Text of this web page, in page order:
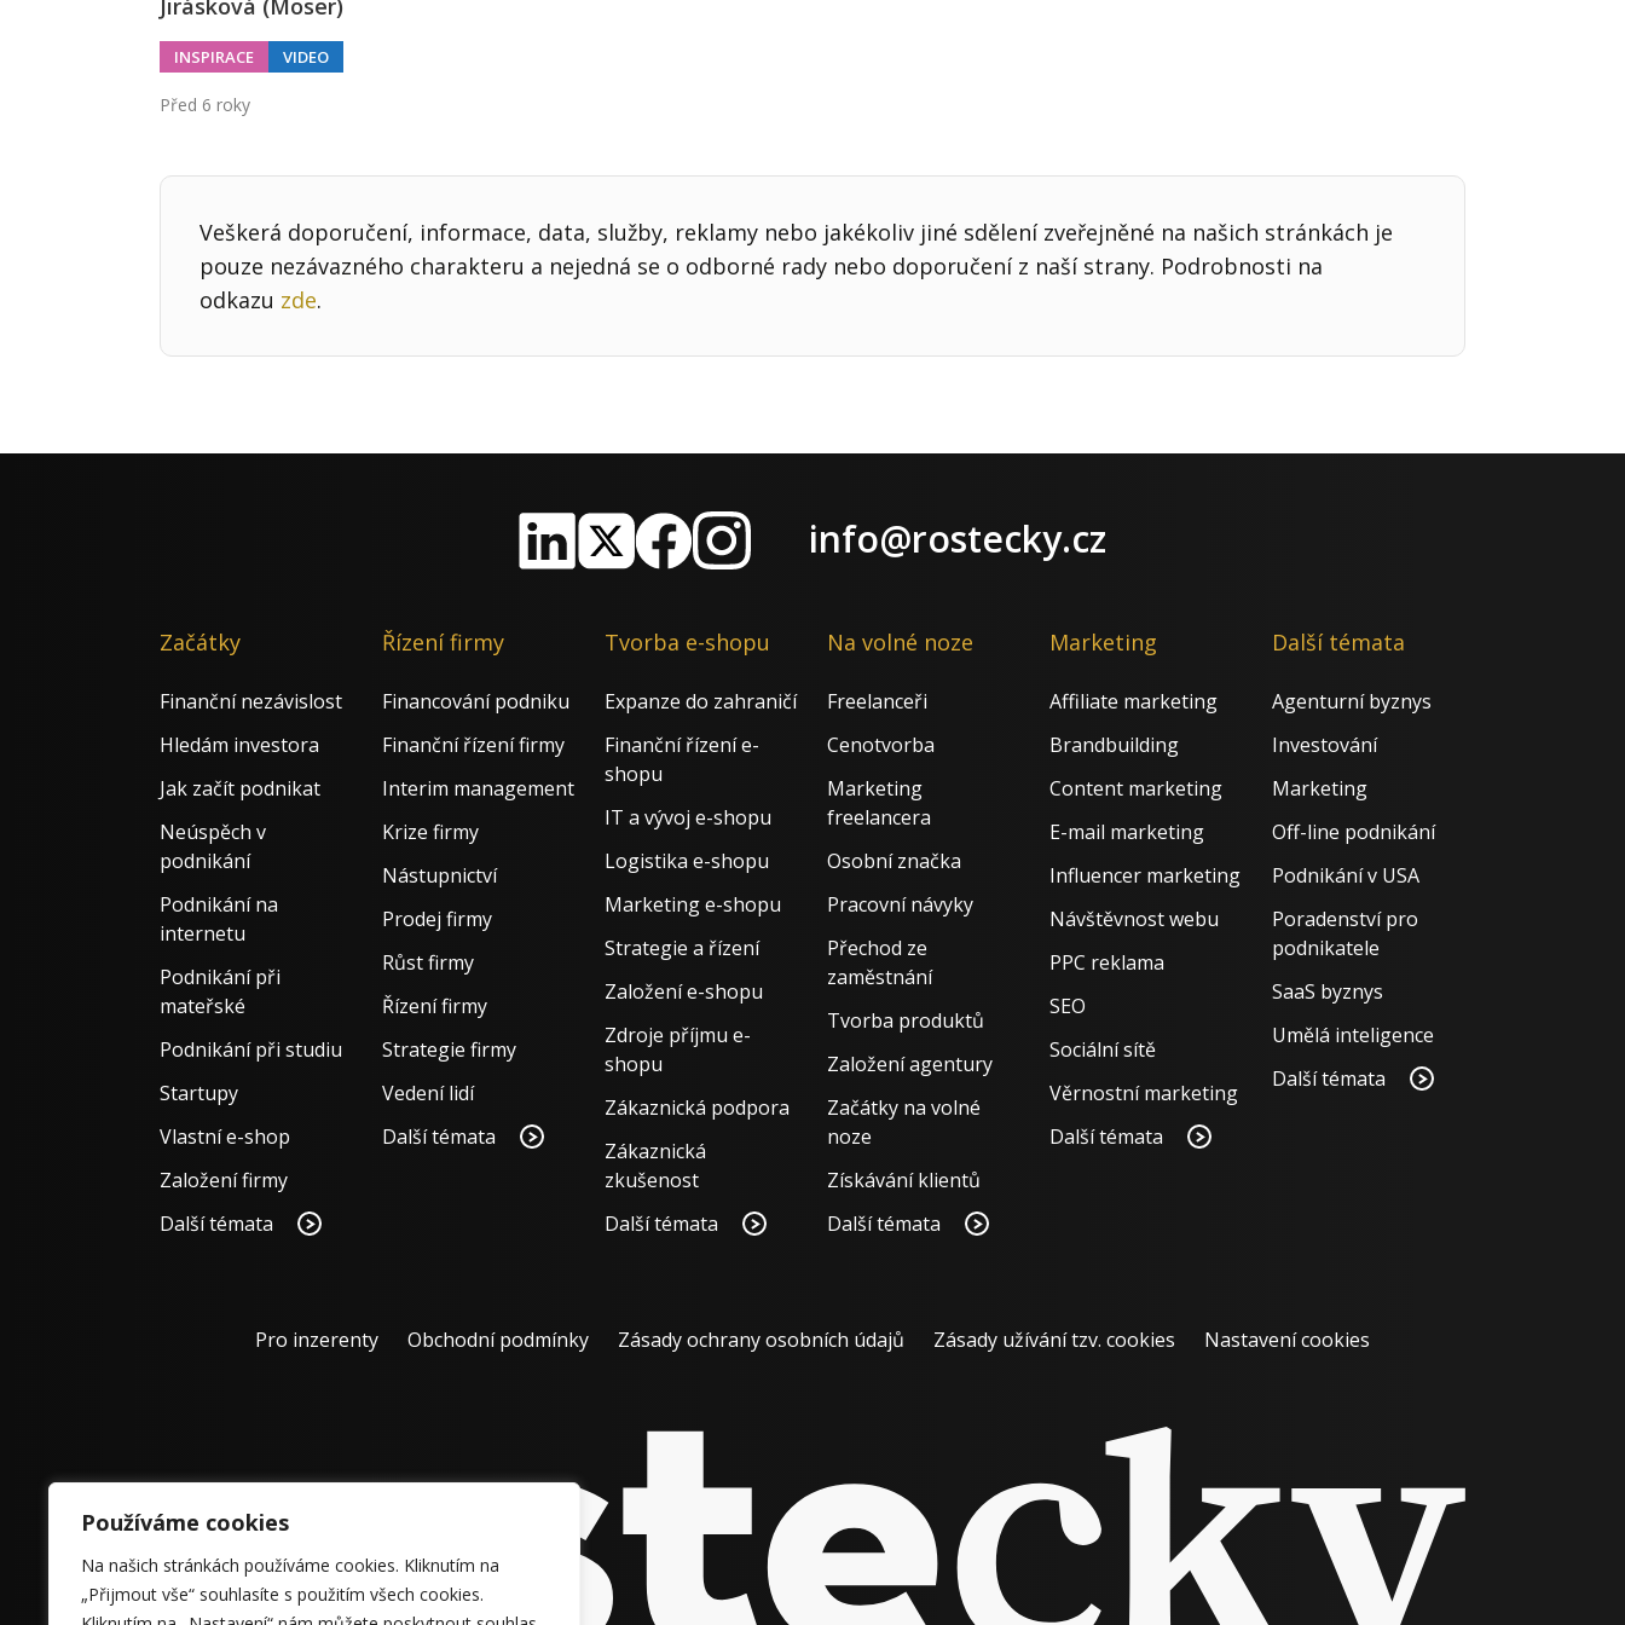
Používáme cookies
Na našich stránkách používáme cookies. Kliknutím na
„Přijmout vše“ souhlasíte s použitím všech cookies.
Jirásková (Moser)
INSPIRACE VIDEO
Před 6 roky
Veškerá doporučení, informace, data, služby, reklamy nebo jakékoliv jiné sdělení zveřejněné na našich stránkách je
pouze nezávazného charakteru a nejedná se o odborné rady nebo doporučení z naší strany. Podrobnosti na
odkazu zde.
info@rostecky.cz
Začátky
Finanční nezávislost
Hledám investora
Jak začít podnikat
Neúspěch v
podnikání
Podnikání na
internetu
Podnikání při
mateřské
Podnikání při studiu
Startupy
Vlastní e-shop
Založení firmy
Další témata
Řízení firmy
Financování podniku
Finanční řízení firmy
Interim management
Krize firmy
Nástupnictví
Prodej firmy
Růst firmy
Řízení firmy
Strategie firmy
Vedení lidí
Další témata
Tvorba e-shopu
Expanze do zahraničí
Finanční řízení e-
shopu
IT a vývoj e-shopu
Logistika e-shopu
Marketing e-shopu
Strategie a řízení
Založení e-shopu
Zdroje příjmu e-
shopu
Zákaznická podpora
Zákaznická
zkušenost
Další témata
Na volné noze
Freelanceři
Cenotvorba
Marketing
freelancera
Osobní značka
Pracovní návyky
Přechod ze
zaměstnání
Tvorba produktů
Založení agentury
Začátky na volné
noze
Získávání klientů
Další témata
Marketing
Affiliate marketing
Brandbuilding
Content marketing
E-mail marketing
Influencer marketing
Návštěvnost webu
PPC reklama
SEO
Sociální sítě
Věrnostní marketing
Další témata
Další témata
Agenturní byznys
Investování
Marketing
Off-line podnikání
Podnikání v USA
Poradenství pro
podnikatele
SaaS byznys
Umělá inteligence
Další témata
Pro inzerenty Obchodní podmínky Zásady ochrany osobních údajů Zásady užívání tzv. cookies Nastavení cookies